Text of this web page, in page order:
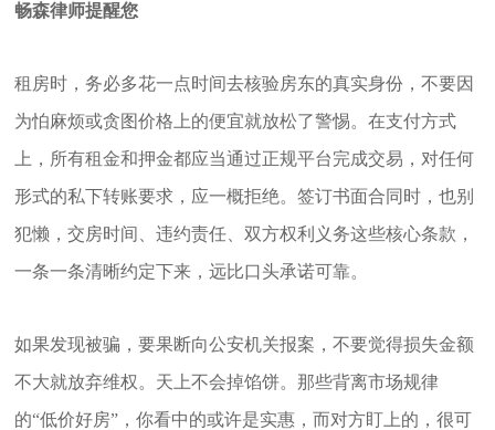
畅森律师提醒您
租房时，务必多花一点时间去核验房东的真实身份，不要因
为怕麻烦或贪图价格上的便宜就放松了警惕。在支付方式
上，所有租金和押金都应当通过正规平台完成交易，对任何
形式的私下转账要求，应一概拒绝。签订书面合同时，也别
犯懒，交房时间、违约责任、双方权利义务这些核心条款，
一条一条清晰约定下来，远比口头承诺可靠。
如果发现被骗，要果断向公安机关报案，不要觉得损失金额
不大就放弃维权。天上不会掉馅饼。那些背离市场规律
的“低价好房”，你看中的或许是实惠，而对方盯上的，很可